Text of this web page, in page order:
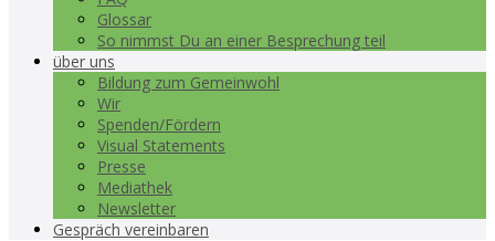
Glossar
So nimmst Du an einer Besprechung teil
über uns
Bildung zum Gemeinwohl
Wir
Spenden/Fördern
Visual Statements
Presse
Mediathek
Newsletter
Gespräch vereinbaren